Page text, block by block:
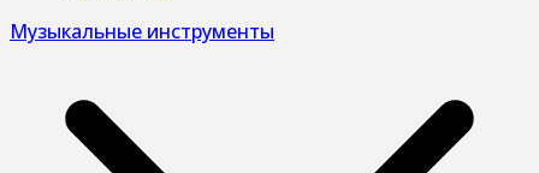
Музыкальные инструменты